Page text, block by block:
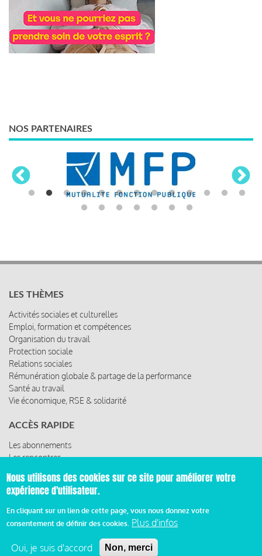
NOS PARTENAIRES
LES THÈMES
Activités sociales et culturelles
Emploi, formation et compétences
Organisation du travail
Protection sociale
Relations sociales
Rémunération globale & partage de la performance
Santé au travail
Vie économique, RSE & solidarité
ACCÈS RAPIDE
Les abonnements
Les rencontres
© 2019 Miroir Social - Réalisé par
Mentions légales et condition générale d’utilisation et
Nous utilisons des cookies sur ce site pour améliorer votre
expérience d'utilisateur.
En cliquant sur un lien de cette page, vous nous donnez votre
consentement de définir des cookies. Plus d'infos
Oui, je suis d'accord Non, merci